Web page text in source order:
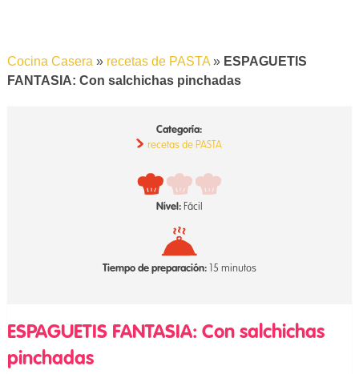
Cocina Casera» recetas de PASTA» ESPAGUETIS
FANTASIA: Con salchichas pinchadas
Categoría:
recetas de PASTA
Nivel:Fácil
Tiempo de preparación:15 minutos
ESPAGUETIS FANTASIA: Con salchichas
pinchadas